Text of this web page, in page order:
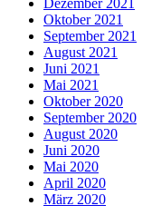
Dezember 2021
Oktober 2021
September 2021
August 2021
Juni 2021
Mai 2021
Oktober 2020
September 2020
August 2020
Juni 2020
Mai 2020
April 2020
März 2020